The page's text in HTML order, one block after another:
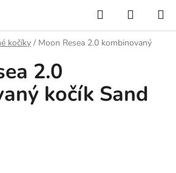
Hľadať
KOŠÍK
kočíky / Moon Resea 2.0 kombinovaný
2.0
kočík Sand